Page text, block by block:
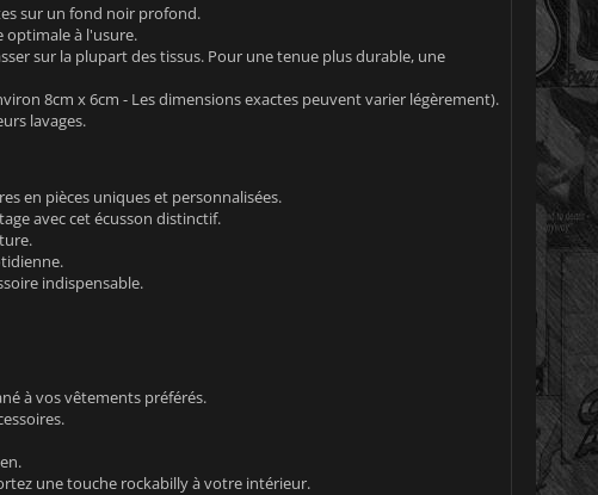
sur un fond noir profond.
optimale à l'usure.
sur la plupart des tissus. Pour une tenue plus durable, une
8cm x 6cm - Les dimensions exactes peuvent varier légèrement).
lavages.
en pièces uniques et personnalisées.
avec cet écusson distinctif.
indispensable.
à vos vêtements préférés.
une touche rockabilly à votre intérieur.